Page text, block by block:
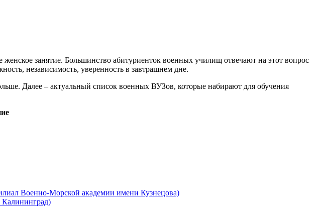
занятие. Большинство абитуриенток военных училищ отвечают на этот вопрос
независимость, уверенность в завтрашнем дне.
Далее – актуальный список военных ВУЗов, которые набирают для обучения
Военно-Морской академии имени Кузнецова)